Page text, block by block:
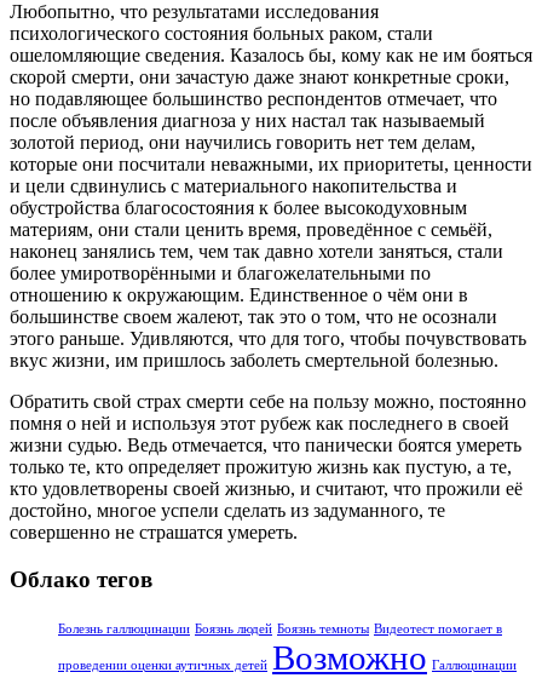
Любопытно, что результатами исследования
психологического состояния больных раком, стали
ошеломляющие сведения. Казалось бы, кому как не им бояться
скорой смерти, они зачастую даже знают конкретные сроки,
но подавляющее большинство респондентов отмечает, что
после объявления диагноза у них настал так называемый
золотой период, они научились говорить нет тем делам,
которые они посчитали неважными, их приоритеты, ценности
и цели сдвинулись с материального накопительства и
обустройства благосостояния к более высокодуховным
материям, они стали ценить время, проведённое с семьёй,
наконец занялись тем, чем так давно хотели заняться, стали
более умиротворёнными и благожелательными по
отношению к окружающим. Единственное о чём они в
большинстве своем жалеют, так это о том, что не осознали
этого раньше. Удивляются, что для того, чтобы почувствовать
вкус жизни, им пришлось заболеть смертельной болезнью.
Обратить свой страх смерти себе на пользу можно, постоянно
помня о ней и используя этот рубеж как последнего в своей
жизни судью. Ведь отмечается, что панически боятся умереть
только те, кто определяет прожитую жизнь как пустую, а те,
кто удовлетворены своей жизнью, и считают, что прожили её
достойно, многое успели сделать из задуманного, те
совершенно не страшатся умереть.
Облако тегов
Болезнь галлюцинации Боязнь людей Боязнь темноты Видеотест помогает в
проведении оценки аутичных детей Возможно Галлюцинации